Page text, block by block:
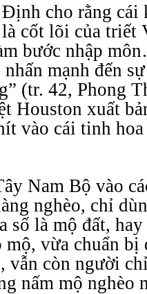
cho rằng cái
cốt lõi của
bước nhập
mạnh đến
(tr. 42, Phong
Houston xuất
vào cái tinh
Nam Bộ vào
nghèo, chỉ
số là mộ đất,
mộ, vừa chuẩn bị
vẫn còn người
nấm mộ nghèo